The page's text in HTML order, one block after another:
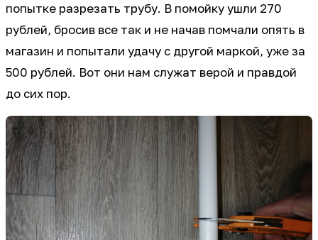
попытке разрезать трубу. В помойку ушли 270
рублей, бросив все так и не начав помчали опять в
магазин и попытали удачу с другой маркой, уже за
500 рублей. Вот они нам служат верой и правдой
до сих пор.